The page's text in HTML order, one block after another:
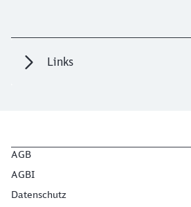
Links
AGB
AGBI
Datenschutz